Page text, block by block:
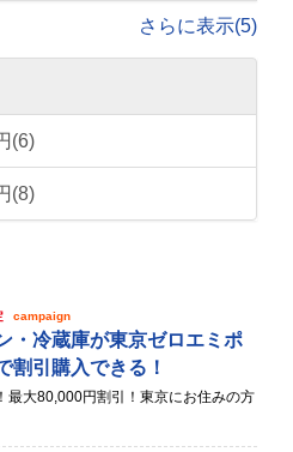
さらに表示(5)
(6)
(8)
campaign
・冷蔵庫が東京ゼロエミポ
割引購入できる！
最大80,000円割引！東京にお住みの方